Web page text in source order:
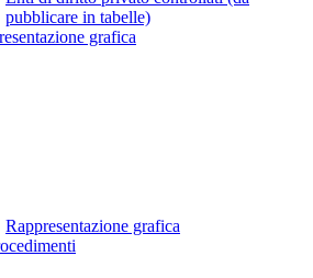
pubblicare in tabelle)
grafica
Rappresentazione grafica